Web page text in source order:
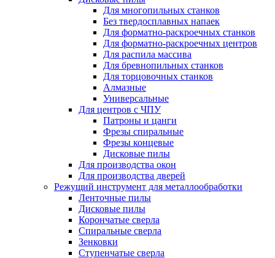
Для многопильных станков
Без твердосплавных напаек
Для форматно-раскроечных станков
Для форматно-раскроечных центров
Для распила массива
Для бревнопильных станков
Для торцовочных станков
Алмазные
Универсальные
Для центров с ЧПУ
Патроны и цанги
Фрезы спиральные
Фрезы концевые
Дисковые пилы
Для производства окон
Для производства дверей
Режущий инструмент для металлообработки
Ленточные пилы
Дисковые пилы
Корончатые сверла
Спиральные сверла
Зенковки
Ступенчатые сверла